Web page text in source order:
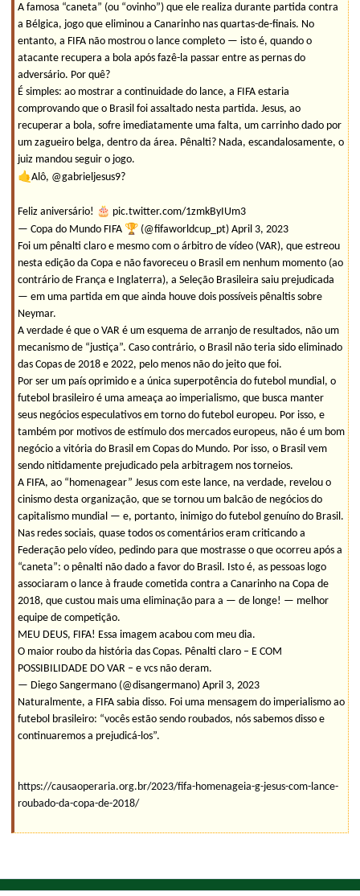
A famosa “caneta” (ou “ovinho”) que ele realiza durante partida contra
a Bélgica, jogo que eliminou a Canarinho nas quartas-de-finais. No
entanto, a FIFA não mostrou o lance completo — isto é, quando o
atacante recupera a bola após fazê-la passar entre as pernas do
adversário. Por quê?
É simples: ao mostrar a continuidade do lance, a FIFA estaria
comprovando que o Brasil foi assaltado nesta partida. Jesus, ao
recuperar a bola, sofre imediatamente uma falta, um carrinho dado por
um zagueiro belga, dentro da área. Pênalti? Nada, escandalosamente, o
juiz mandou seguir o jogo.
🤙Alô, @gabrieljesus9?
Feliz aniversário! 🎂 pic.twitter.com/1zmkByIUm3
— Copa do Mundo FIFA 🏆 (@fifaworldcup_pt) April 3, 2023
Foi um pênalti claro e mesmo com o árbitro de vídeo (VAR), que estreou
nesta edição da Copa e não favoreceu o Brasil em nenhum momento (ao
contrário de França e Inglaterra), a Seleção Brasileira saiu prejudicada
— em uma partida em que ainda houve dois possíveis pênaltis sobre
Neymar.
A verdade é que o VAR é um esquema de arranjo de resultados, não um
mecanismo de “justiça”. Caso contrário, o Brasil não teria sido eliminado
das Copas de 2018 e 2022, pelo menos não do jeito que foi.
Por ser um país oprimido e a única superpotência do futebol mundial, o
futebol brasileiro é uma ameaça ao imperialismo, que busca manter
seus negócios especulativos em torno do futebol europeu. Por isso, e
também por motivos de estímulo dos mercados europeus, não é um bom
negócio a vitória do Brasil em Copas do Mundo. Por isso, o Brasil vem
sendo nitidamente prejudicado pela arbitragem nos torneios.
A FIFA, ao “homenagear” Jesus com este lance, na verdade, revelou o
cinismo desta organização, que se tornou um balcão de negócios do
capitalismo mundial — e, portanto, inimigo do futebol genuíno do Brasil.
Nas redes sociais, quase todos os comentários eram criticando a
Federação pelo vídeo, pedindo para que mostrasse o que ocorreu após a
“caneta”: o pênalti não dado a favor do Brasil. Isto é, as pessoas logo
associaram o lance à fraude cometida contra a Canarinho na Copa de
2018, que custou mais uma eliminação para a — de longe! — melhor
equipe de competição.
MEU DEUS, FIFA! Essa imagem acabou com meu dia.
O maior roubo da história das Copas. Pênalti claro – E COM
POSSIBILIDADE DO VAR – e vcs não deram.
— Diego Sangermano (@disangermano) April 3, 2023
Naturalmente, a FIFA sabia disso. Foi uma mensagem do imperialismo ao
futebol brasileiro: “vocês estão sendo roubados, nós sabemos disso e
continuaremos a prejudicá-los”.
https://causaoperaria.org.br/2023/fifa-homenageia-g-jesus-com-lance-
roubado-da-copa-de-2018/